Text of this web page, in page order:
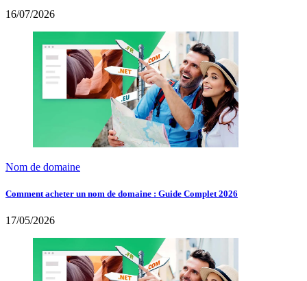
16/07/2026
Nom de domaine
Comment acheter un nom de domaine : Guide Complet 2026
17/05/2026